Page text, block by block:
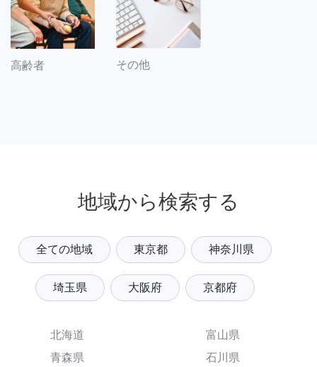
高齢者 その他
地域から検索する
全ての地域 東京都 神奈川県
埼玉県 大阪府 京都府
北海道
青森県
富山県
石川県